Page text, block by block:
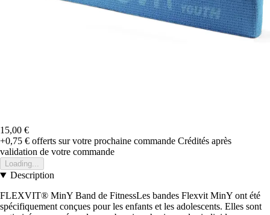
15,00 €
+0,75 € offerts sur votre prochaine commande Crédités après
validation de votre commande
Loading...
Description
FLEXVIT® MinY Band de FitnessLes bandes Flexvit MinY ont été
spécifiquement conçues pour les enfants et les adolescents. Elles sont